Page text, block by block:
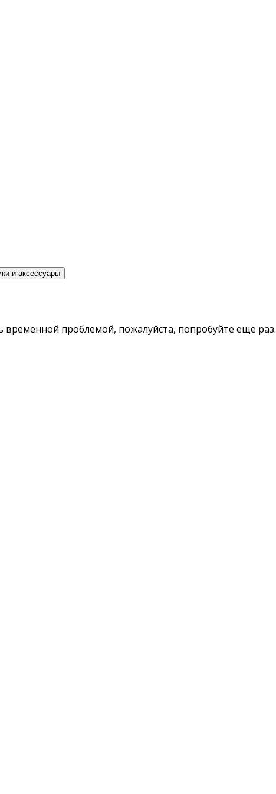
и аксессуары
проблемой, пожалуйста, попробуйте ещё раз.